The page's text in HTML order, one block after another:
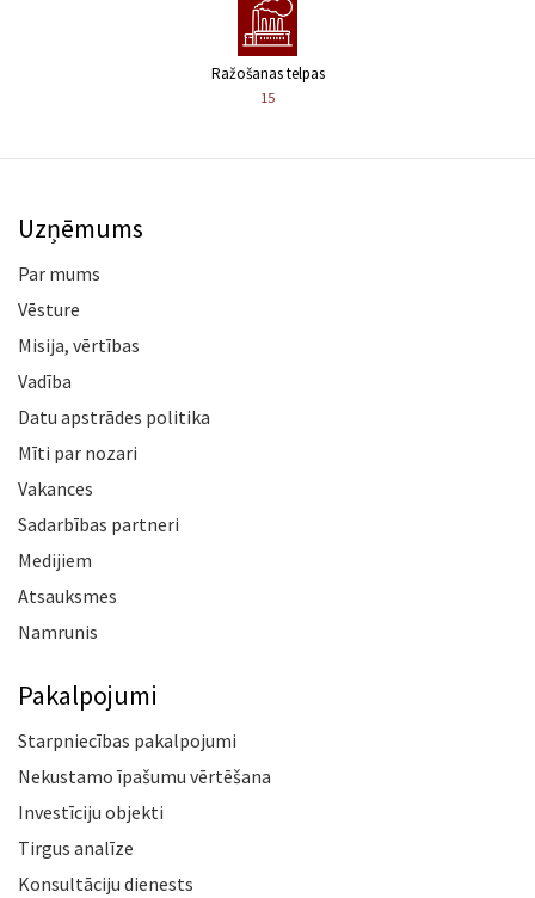
Ražošanas telpas
15
Uzņēmums
Par mums
Vēsture
Misija, vērtības
Vadība
Datu apstrādes politika
Mīti par nozari
Vakances
Sadarbības partneri
Medijiem
Atsauksmes
Namrunis
Pakalpojumi
Starpniecības pakalpojumi
Nekustamo īpašumu vērtēšana
Investīciju objekti
Tirgus analīze
Konsultāciju dienests